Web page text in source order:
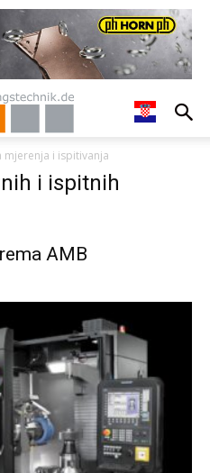
mjerenja i ispitivanja
i ispitnih
AMB